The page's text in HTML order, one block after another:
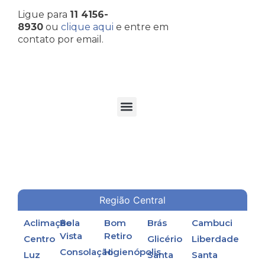
Ligue para 11 4156-
8930 ou clique aqui e entre em
contato por email.
Região Central
Aclimação
Centro
Luz
Bela
Vista
Consolação
Bom
Retiro
Higienópolis
Brás
Glicério
Santa
Cambuci
Liberdade
Santa